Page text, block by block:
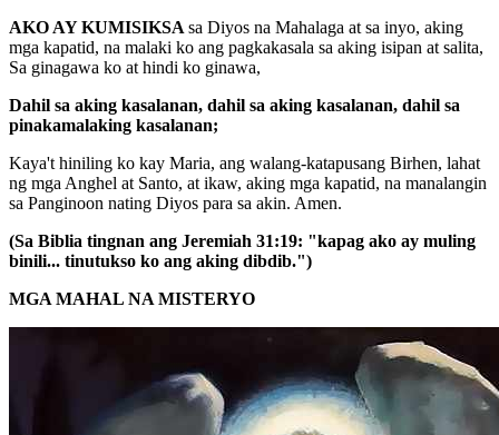
AKO AY KUMISIKSA sa Diyos na Mahalaga at sa inyo, aking
mga kapatid, na malaki ko ang pagkakasala sa aking isipan at salita,
Sa ginagawa ko at hindi ko ginawa,
Dahil sa aking kasalanan, dahil sa aking kasalanan, dahil sa
pinakamalaking kasalanan;
Kaya't hiniling ko kay Maria, ang walang-katapusang Birhen, lahat
ng mga Anghel at Santo, at ikaw, aking mga kapatid, na manalangin
sa Panginoon nating Diyos para sa akin. Amen.
(Sa Biblia tingnan ang Jeremiah 31:19: "kapag ako ay muling
binili... tinutukso ko ang aking dibdib.")
MGA MAHAL NA MISTERYO